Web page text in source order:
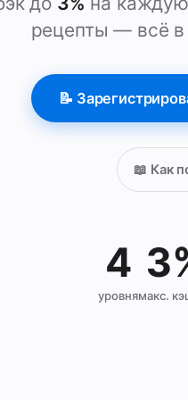
рецепты — всё
📝
📖 Как
4
уровнямакс.